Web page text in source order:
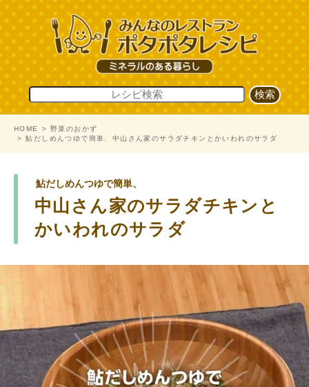
HOME
野菜のおかず
鮎だしめんつゆで簡単、中山さん家のサラダチキンとかいわれのサラダ
鮎だしめんつゆで簡単、
中山さん家のサラダチキンと
かいわれのサラダ